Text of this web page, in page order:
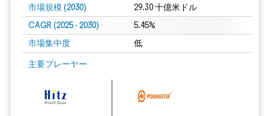
市場規模 (2030) 29.30 十億米ドル
CAGR (2025 - 2030) 5.45%
市場集中度 低
主要プレーヤー